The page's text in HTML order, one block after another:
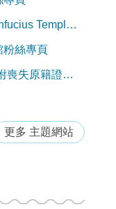
更多 主題網站